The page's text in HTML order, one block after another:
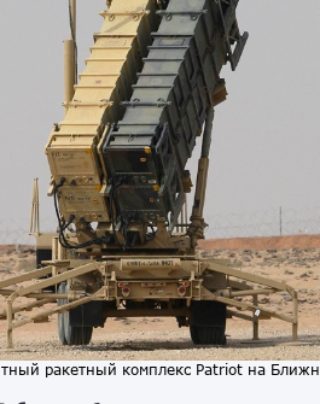
ракетный комплекс Patriot на